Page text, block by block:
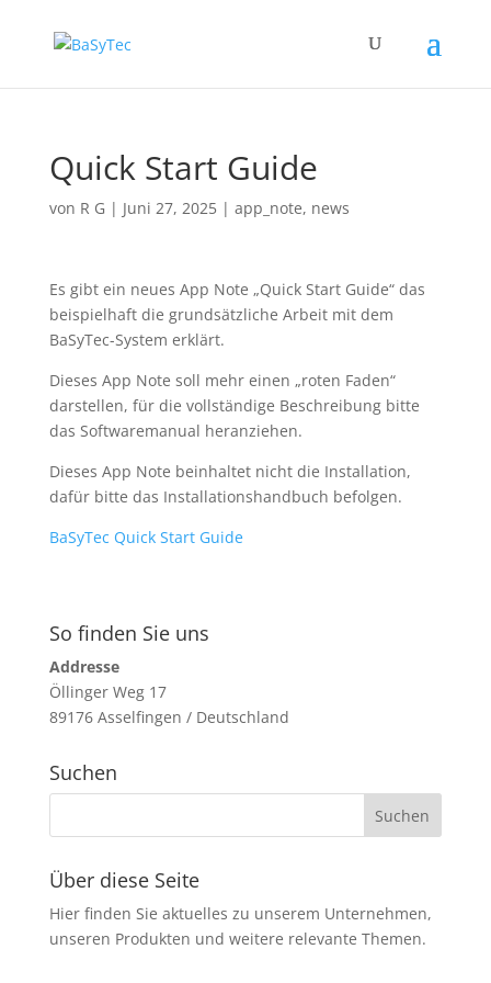
Quick Start Guide
von R G | Juni 27, 2025| app_note, news
Es gibt ein neues App Note „Quick Start Guide“ das
beispielhaft die grundsätzliche Arbeit mit dem
BaSyTec-System erklärt.
Dieses App Note soll mehr einen „roten Faden“
darstellen, für die vollständige Beschreibung bitte
das Softwaremanual heranziehen.
Dieses App Note beinhaltet nicht die Installation,
dafür bitte das Installationshandbuch befolgen.
BaSyTec Quick Start Guide
So finden Sie uns
Addresse
Öllinger Weg 17
89176 Asselfingen / Deutschland
Suchen
Über diese Seite
Hier finden Sie aktuelles zu unserem Unternehmen,
unseren Produkten und weitere relevante Themen.